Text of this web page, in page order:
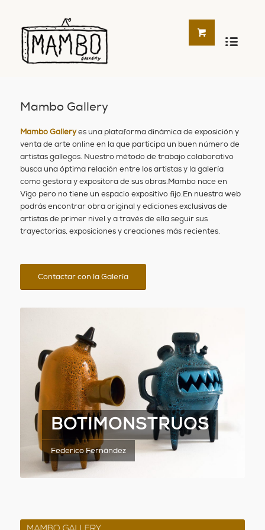
Mambo Gallery
Mambo Galleryes una plataforma dinámica de exposición y
venta de arte online en la que participa un buen número de
artistas gallegos. Nuestro método de trabajo colaborativo
busca una óptima relación entre los artistas y la galería
como gestora y expositora de sus obras.Mambo nace en
Vigo pero no tiene un espacio expositivo fijo.En nuestra web
podrás encontrar obra original y ediciones exclusivas de
artistas de primer nivel y a través de ella seguir sus
trayectorias, exposiciones y creaciones más recientes.
Contactar con la Galería
BOTIMONSTRUOS
Federico Fernández